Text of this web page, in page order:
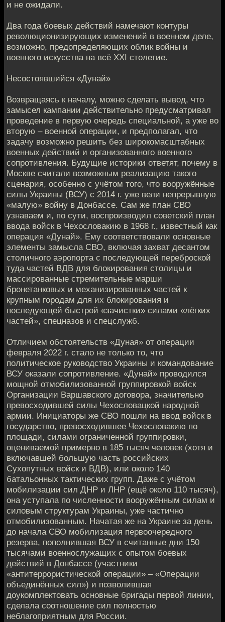
и не ожидали.
Два года боевых действий намечают контуры
революционизирующих изменений в военном деле,
возможно, предопределяющих облик войны и
военного искусства на всё XXI столетие.
Несостоявшийся «Дунай»
Возвращаясь к началу, можно сделать вывод, что
замысел кампании действительно предусматривал
проведение в первую очередь специальной, а уже во
вторую – военной операции, и предполагал, что
задачу возможно решить без широкомасштабных
военных действий и организованного военного
сопротивления. Будущие историки ответят, почему в
Москве считали возможным реализацию такого
сценария, особенно с учётом того, что вооружённые
силы Украины (ВСУ) с 2014 г. уже вели непрерывную
«малую» войну в Донбассе. Сам же план СВО
узнаваем и, по сути, воспроизводил советский план
ввода войск в Чехословакию в 1968 г., известный как
операция «Дунай». Ему соответствовали основные
элементы замысла СВО, включая захват десантом
столичного аэропорта с последующей переброской
туда частей ВДВ для блокирования столицы и
массированные стремительные марши
бронетанковых и механизированных частей к
крупным городам для их блокирования и
последующей быстрой «зачистки» силами «лёгких
частей», спецназов и спецслужб.
Отличием обстоятельств «Дуная» от операции
февраля 2022 г. стало не только то, что
политическое руководство Украины и командование
ВСУ оказали сопротивление. «Дунай» проводился
мощной отмобилизованной группировкой войск
Организации Варшавского договора, значительно
превосходившей силы Чехословацкой народной
армии. Инициаторы же СВО пошли на ввод войск в
государство, превосходившее Чехословакию по
площади, силами ограниченной группировки,
оцениваемой примерно в 185 тысяч человек (хотя и
включавшей большую часть российских
Сухопутных войск и ВДВ), или около 140
батальонных тактических групп. Даже с учётом
мобилизации сил ДНР и ЛНР (ещё около 110 тысяч),
она уступала по численности вооружённым силам и
силовым структурам Украины, уже частично
отмобилизованным. Начатая же на Украине за день
до начала СВО мобилизация первоочередного
резерва, пополнившая ВСУ в считанные дни 150
тысячами военнослужащих с опытом боевых
действий в Донбассе (участники
«антитеррористической операции» – «Операции
объединённых сил») и позволившая
доукомплектовать основные бригады первой линии,
сделала соотношение сил полностью
неблагоприятным для России.